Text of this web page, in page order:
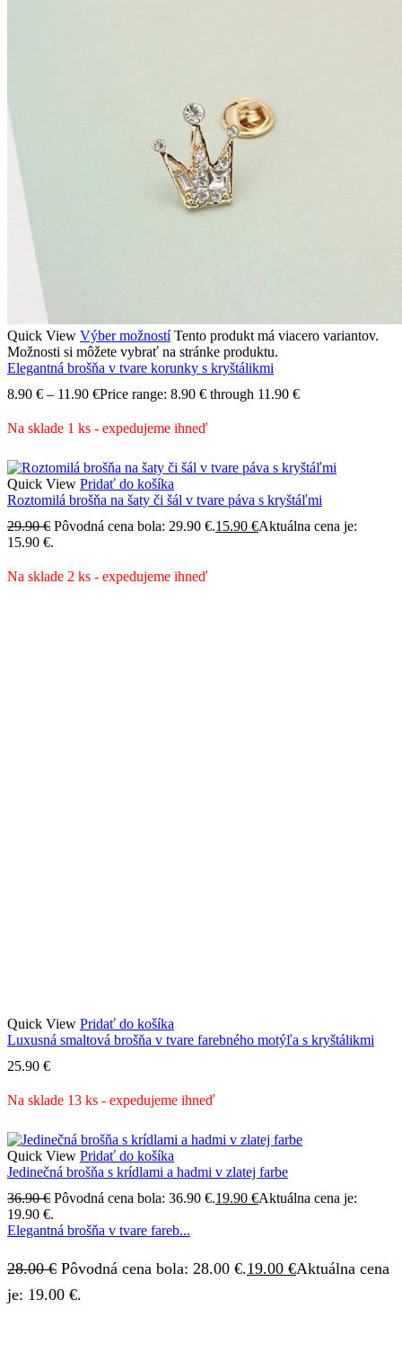
Quick View Výber možností Tento produkt má viacero variantov.
Možnosti si môžete vybrať na stránke produktu.
Elegantná brošňa v tvare korunky s kryštálikmi
8.90 € – 11.90 €Price range: 8.90 € through 11.90 €
Na sklade 1 ks - expedujeme ihneď
Quick View Pridať do košíka
Roztomilá brošňa na šaty či šál v tvare páva s kryštáľmi
29.90€ Pôvodná cena bola: 29.90 €.15.90 €Aktuálna cena je:
15.90 €.
Na sklade 2 ks - expedujeme ihneď
Quick View Pridať do košíka
Luxusná smaltová brošňa v tvare farebného motýľa s kryštálikmi
25.90 €
Na sklade 13 ks - expedujeme ihneď
Quick View Pridať do košíka
Jedinečná brošňa s krídlami a hadmi v zlatej farbe
36.90€ Pôvodná cena bola: 36.90 €.19.90 €Aktuálna cena je:
19.90 €.
Elegantná brošňa v tvare fareb...
28.00€ Pôvodná cena bola: 28.00 €.19.00 €Aktuálna cena
je: 19.00 €.